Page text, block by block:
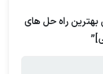
راه حل های